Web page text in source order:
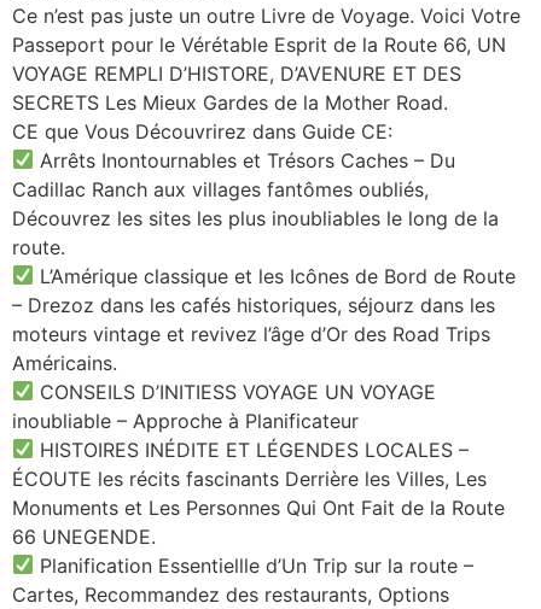
Ce n’est pas juste un outre Livre de Voyage. Voici Votre
Passeport pour le Vérétable Esprit de la Route 66, UN
VOYAGE REMPLI D’HISTORE, D’AVENURE ET DES
SECRETS Les Mieux Gardes de la Mother Road.
CE que Vous Découvrirez dans Guide CE:
Arrêts Inontournables et Trésors Caches – Du
Cadillac Ranch aux villages fantômes oubliés,
Découvrez les sites les plus inoubliables le long de la
route.
L’Amérique classique et les Icônes de Bord de Route
– Drezoz dans les cafés historiques, séjourz dans les
moteurs vintage et revivez l’âge d’Or des Road Trips
Américains.
CONSEILS D’INITIESS VOYAGE UN VOYAGE
inoubliable – Approche à Planificateur
HISTOIRES INÉDITE ET LÉGENDES LOCALES –
ÉCOUTE les récits fascinants Derrière les Villes, Les
Monuments et Les Personnes Qui Ont Fait de la Route
66 UNEGENDE.
Planification Essentiellle d’Un Trip sur la route –
Cartes, Recommandez des restaurants, Options